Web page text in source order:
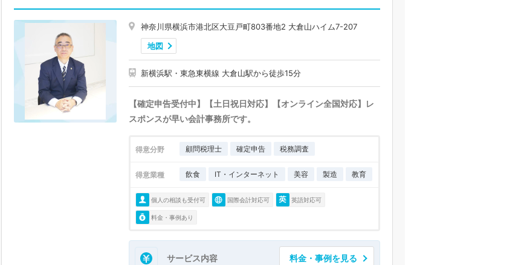
神奈川県横浜市港北区大豆戸町803番地2 大倉山ハイム7-207
地図
新横浜駅・東急東横線 大倉山駅から徒歩15分
【確定申告受付中】【土日祝日対応】【オンライン全国対応】レ
スポンスが早い会計事務所です。
得意分野 顧問税理士 確定申告 税務調査
得意業種 飲食 IT・インターネット 美容 製造 教育
個人の相談も受付可 国際会計対応可 英語対応可
料金・事例あり
サービス内容 料金・事例を見る